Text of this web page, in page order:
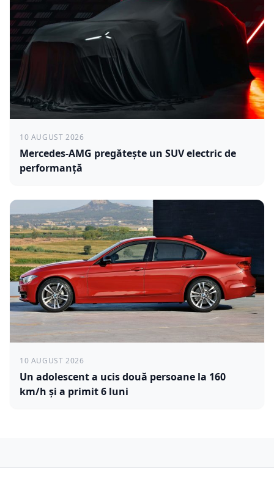
10 AUGUST 2026
Mercedes-AMG pregătește un SUV electric de
performanță
10 AUGUST 2026
Un adolescent a ucis două persoane la 160
km/h și a primit 6 luni